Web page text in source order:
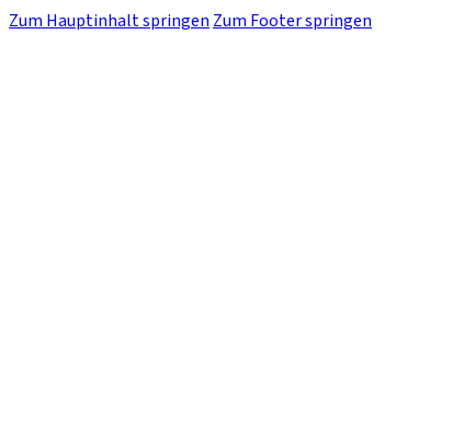
Zum Hauptinhalt springen Zum Footer springen